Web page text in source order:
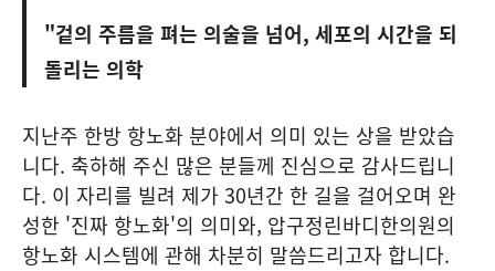
"겉의 주름을 펴는 의술을 넘어, 세포의 시간을 되
돌리는 의학
지난주 한방 항노화 분야에서 의미 있는 상을 받았습
니다. 축하해 주신 많은 분들께 진심으로 감사드립니
다. 이 자리를 빌려 제가 30년간 한 길을 걸어오며 완
성한 '진짜 항노화'의 의미와, 압구정린바디한의원의
항노화 시스템에 관해 차분히 말씀드리고자 합니다.